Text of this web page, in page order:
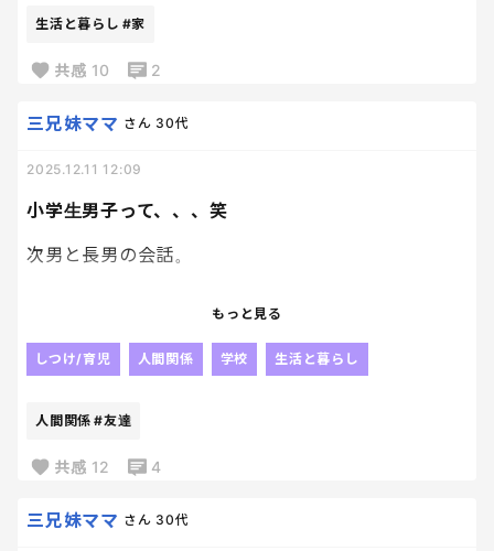
って事は相当自信あるってことだよね？
って返したら
全然できなかった。勉強忘れてた。
じでくっっそ腹立って、やる事もやらないのに好き勝
私は、自分のやるべき事をしっかりやってたら、好
手な事はさせんぞ！！！ってブチギレて
携帯1週間禁止令を発動しました。
延長する可能性も有り。と、伝えました😑
て！って言われたら最高すぎるんだけどなぁ
生活と暮らし #家
共感 10 2
小学生男子って、、、笑
三兄妹ママ さん 30代
2025.12.11 12:09
次男と長男の会話。
次男が、俺の中のいい友達が違う友達に嫌な事を言
ば一瞬だよ！
って言ってる。笑
もっと見る
しつけ/育児 人間関係 学校 生活と暮らし
人間関係 #友達
共感 12 4
三兄妹ママ さん 30代